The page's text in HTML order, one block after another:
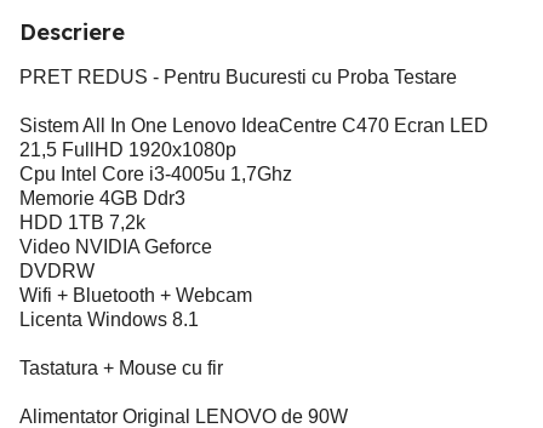
Descriere
PRET REDUS - Pentru Bucuresti cu Proba Testare
Sistem All In One Lenovo IdeaCentre C470 Ecran LED
21,5 FullHD 1920x1080p
Cpu Intel Core i3-4005u 1,7Ghz
Memorie 4GB Ddr3
HDD 1TB 7,2k
Video NVIDIA Geforce
DVDRW
Wifi + Bluetooth + Webcam
Licenta Windows 8.1
Tastatura + Mouse cu fir
Alimentator Original LENOVO de 90W